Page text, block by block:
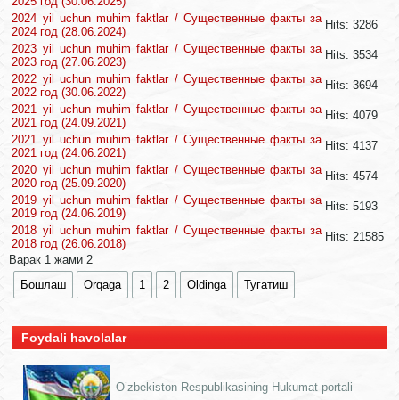
2024 yil uchun muhim faktlar / Существенные факты за
2024 год (28.06.2024)
Hits: 3286
2023 yil uchun muhim faktlar / Существенные факты за
2023 год (27.06.2023)
Hits: 3534
2022 yil uchun muhim faktlar / Существенные факты за
2022 год (30.06.2022)
Hits: 3694
2021 yil uchun muhim faktlar / Существенные факты за
2021 год (24.09.2021)
Hits: 4079
2021 yil uchun muhim faktlar / Существенные факты за
2021 год (24.06.2021)
Hits: 4137
2020 yil uchun muhim faktlar / Существенные факты за
2020 год (25.09.2020)
Hits: 4574
2019 yil uchun muhim faktlar / Существенные факты за
2019 год (24.06.2019)
Hits: 5193
2018 yil uchun muhim faktlar / Существенные факты за
2018 год (26.06.2018)
Hits: 21585
Варак 1 жами 2
Бошлаш
Orqaga 1 2 Oldinga Тугатиш
Foydali havolalar
O’zbekiston Respublikasining Hukumat portali